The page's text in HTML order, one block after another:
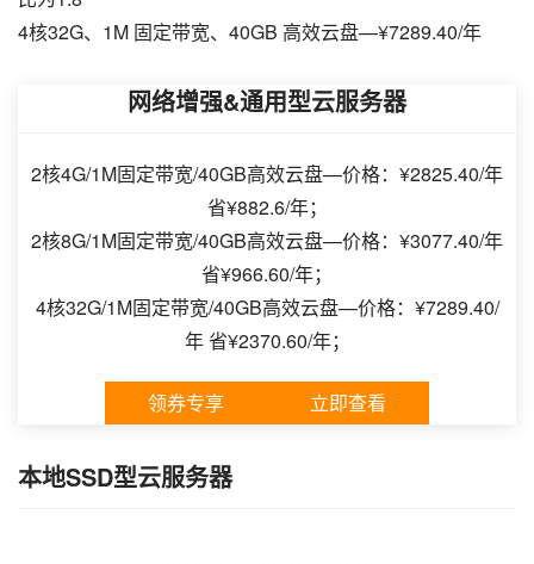
4核32G、1M 固定带宽、40GB 高效云盘—¥7289.40/年
网络增强&通用型云服务器
2核4G/1M固定带宽/40GB高效云盘—价格：¥2825.40/年
省¥882.6/年；
2核8G/1M固定带宽/40GB高效云盘—价格：¥3077.40/年
省¥966.60/年；
4核32G/1M固定带宽/40GB高效云盘—价格：¥7289.40/
年 省¥2370.60/年；
领券专享 立即查看
本地SSD型云服务器